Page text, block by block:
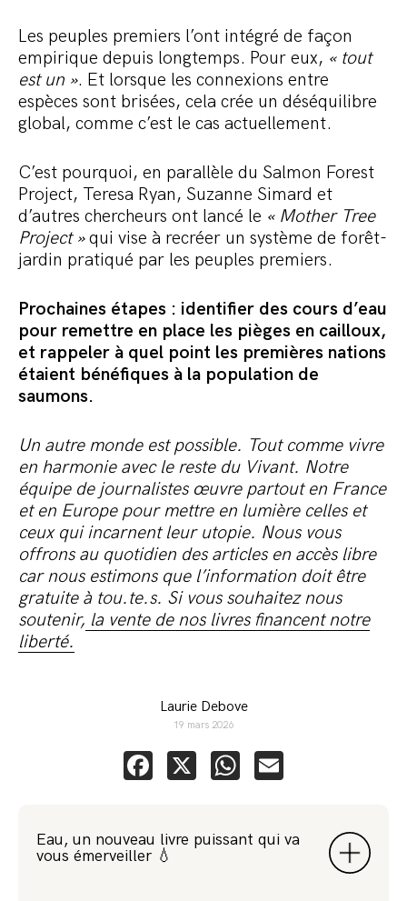
Les peuples premiers l’ont intégré de façon
empirique depuis longtemps. Pour eux, « tout
est un ». Et lorsque les connexions entre
espèces sont brisées, cela crée un déséquilibre
global, comme c’est le cas actuellement.
C’est pourquoi, en parallèle du Salmon Forest
Project, Teresa Ryan, Suzanne Simard et
d’autres chercheurs ont lancé le « Mother Tree
Project »qui vise à recréer un système de forêt-
jardin pratiqué par les peuples premiers.
Prochaines étapes : identifier des cours d’eau
pour remettre en place les pièges en cailloux,
et rappeler à quel point les premières nations
étaient bénéfiques à la population de
saumons.
Un autre monde est possible. Tout comme vivre
en harmonie avec le reste du Vivant. Notre
équipe de journalistes œuvre partout en France
et en Europe pour mettre en lumière celles et
ceux qui incarnent leur utopie. Nous vous
offrons au quotidien des articles en accès libre
car nous estimons que l’information doit être
gratuite à tou.te.s. Si vous souhaitez nous
soutenir, la vente de nos livres financent notre
liberté.
Laurie Debove
19 mars 2026
Facebook
X WhatsApp
Eau, un nouveau livre puissant qui va
vous émerveiller 💧